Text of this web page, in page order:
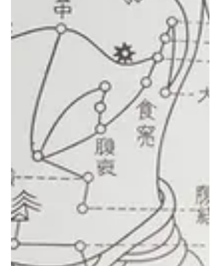
「気」の弱った状態を「気虚」と言います。
「気」の働き ・温める ・動かす力 ・呼吸す
る ・守る力 ・内臓などをあるべき場所に固め
保持する ・新陳代謝 以上が「気」の働きで
す。 「気虚」の症状 ・疲労、倦怠感 ・息切
れ ・めまい ・多汗症 ・下痢 ・風邪を引きや
すい。...